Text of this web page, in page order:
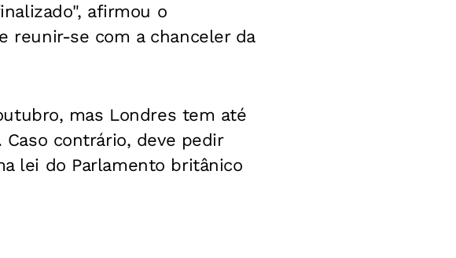
afirmou o
reunir-se com a chanceler da
mas Londres tem até
Caso contrário, deve pedir
lei do Parlamento britânico